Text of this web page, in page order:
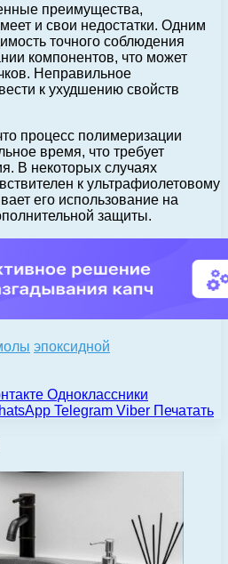
преимущества,
и свои недостатки. Одним
точного соблюдения
компонентов, что может
Неправильное
к ухудшению свойств
процесс полимеризации
время, что требует
В некоторых случаях
к ультрафиолетовому
его использование на
защиты.
эпоксидной
Одноклассники
Telegram Viber Печатать